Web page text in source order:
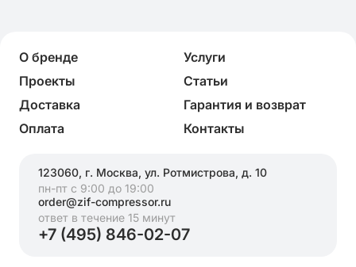
О бренде
Услуги
Проекты
Статьи
Доставка
Гарантия и возврат
Оплата
Контакты
123060, г. Москва, ул. Ротмистрова, д. 10
пн-пт с 9:00 до 19:00
order@zif-compressor.ru
ответ в течение 15 минут
+7 (495) 846-02-07